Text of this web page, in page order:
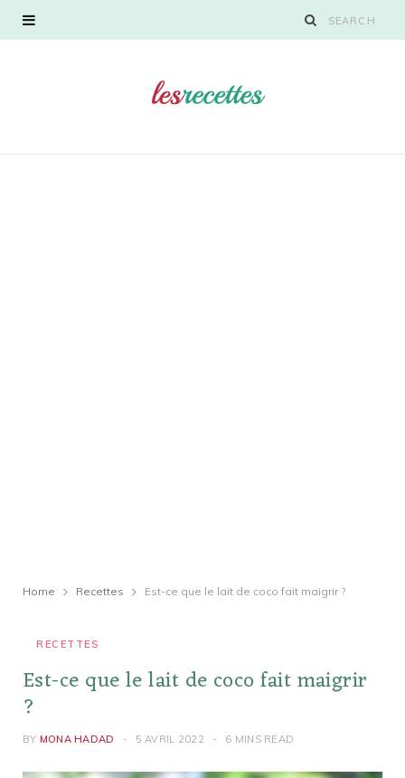
Home Recettes Est-ce que le lait de coco fait maigrir ?
RECETTES
Est-ce que le lait de coco fait maigrir
?
BY MONA HADAD 5 AVRIL 2022 6 MINS READ